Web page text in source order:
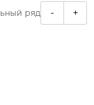
ряд - +